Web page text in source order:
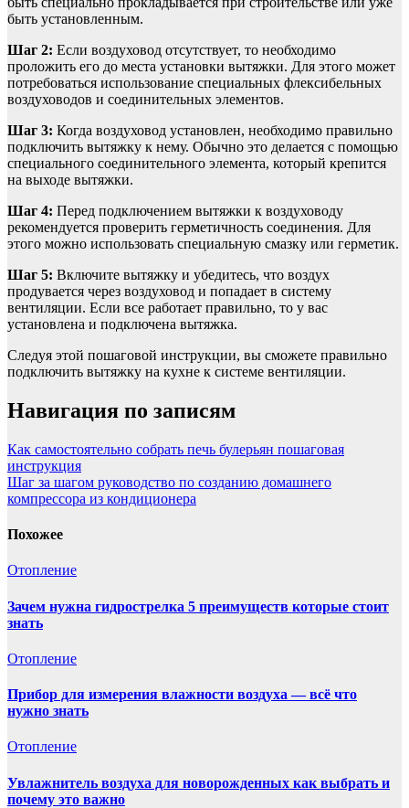
быть установленным.
Шаг 2: Если воздуховод отсутствует, то необходимо
проложить его до места установки вытяжки. Для этого может
потребоваться использование специальных флексибельных
воздуховодов и соединительных элементов.
Шаг 3: Когда воздуховод установлен, необходимо правильно
подключить вытяжку к нему. Обычно это делается с помощью
специального соединительного элемента, который крепится
на выходе вытяжки.
Шаг 4: Перед подключением вытяжки к воздуховоду
рекомендуется проверить герметичность соединения. Для
этого можно использовать специальную смазку или герметик.
Шаг 5: Включите вытяжку и убедитесь, что воздух
продувается через воздуховод и попадает в систему
вентиляции. Если все работает правильно, то у вас
установлена и подключена вытяжка.
Следуя этой пошаговой инструкции, вы сможете правильно
подключить вытяжку на кухне к системе вентиляции.
Навигация по записям
Как самостоятельно собрать печь булерьян пошаговая
инструкция
Шаг за шагом руководство по созданию домашнего
компрессора из кондиционера
Похожее
Отопление
Зачем нужна гидрострелка 5 преимуществ которые стоит
знать
Отопление
Прибор для измерения влажности воздуха — всё что
нужно знать
Отопление
Увлажнитель воздуха для новорожденных как выбрать и
почему это важно